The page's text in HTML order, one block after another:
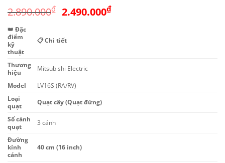
2.890.000₫ Giá
là:
2.890.000₫.
2.490.000₫Giá
👑 Đặc
điểm
kỹ
thuật
📋 Chi tiết
Thương
hiệu
Mitsubishi Electric
Model
LV16S (RA/RV)
Loại
quạt
Quạt cây (Quạt đứng)
Số cánh
quạt
3 cánh
Đường
kính
cánh
40 cm (16 inch)